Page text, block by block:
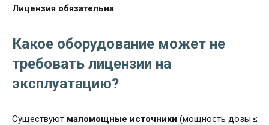
Лицензия обязательна.
Какое оборудование может не
требовать лицензии на
эксплуатацию?
Существуют маломощные источники (мощность дозы ≤